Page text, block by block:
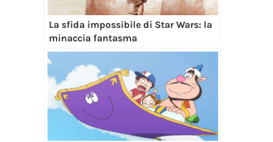
La sfida impossibile di Star Wars: la
minaccia fantasma